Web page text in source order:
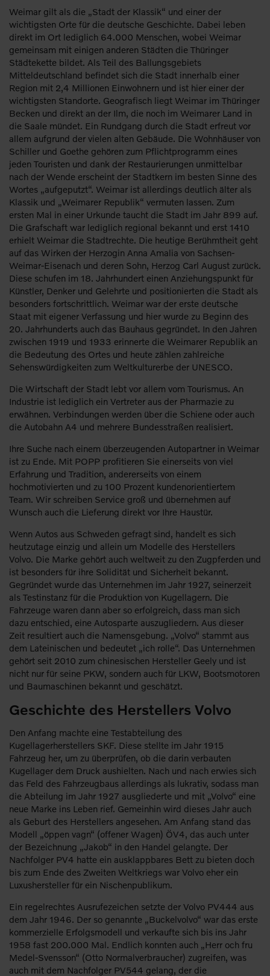
Weimar gilt als die „Stadt der Klassik“ und einer der
wichtigsten Orte für die deutsche Geschichte. Dabei leben
direkt im Ort lediglich 64.000 Menschen, wobei Weimar
gemeinsam mit einigen anderen Städten die Thüringer
Städtekette bildet. Als Teil des Ballungsgebiets
Mitteldeutschland befindet sich die Stadt innerhalb einer
Region mit 2,4 Millionen Einwohnern und ist hier einer der
wichtigsten Standorte. Geografisch liegt Weimar im Thüringer
Becken und direkt an der Ilm, die noch im Weimarer Land in
die Saale mündet. Ein Rundgang durch die Stadt erfreut vor
allem aufgrund der vielen alten Gebäude. Die Wohnhäuser von
Schiller und Goethe gehören zum Pflichtprogramm eines
jeden Touristen und dank der Restaurierungen unmittelbar
nach der Wende erscheint der Stadtkern im besten Sinne des
Wortes „aufgeputzt“. Weimar ist allerdings deutlich älter als
Klassik und „Weimarer Republik“ vermuten lassen. Zum
ersten Mal in einer Urkunde taucht die Stadt im Jahr 899 auf.
Die Grafschaft war lediglich regional bekannt und erst 1410
erhielt Weimar die Stadtrechte. Die heutige Berühmtheit geht
auf das Wirken der Herzogin Anna Amalia von Sachsen-
Weimar-Eisenach und deren Sohn, Herzog Carl August zurück.
Diese schufen im 18. Jahrhundert einen Anziehungspunkt für
Künstler, Denker und Gelehrte und positionierten die Stadt als
besonders fortschrittlich. Weimar war der erste deutsche
Staat mit eigener Verfassung und hier wurde zu Beginn des
20. Jahrhunderts auch das Bauhaus gegründet. In den Jahren
zwischen 1919 und 1933 erinnerte die Weimarer Republik an
die Bedeutung des Ortes und heute zählen zahlreiche
Sehenswürdigkeiten zum Weltkulturerbe der UNESCO.
Die Wirtschaft der Stadt lebt vor allem vom Tourismus. An
Industrie ist lediglich ein Vertreter aus der Pharmazie zu
erwähnen. Verbindungen werden über die Schiene oder auch
die Autobahn A4 und mehrere Bundesstraßen realisiert.
Ihre Suche nach einem überzeugenden Autopartner in Weimar
ist zu Ende. Mit POPP profitieren Sie einerseits von viel
Erfahrung und Tradition, andererseits von einem
hochmotivierten und zu 100 Prozent kundenorientiertem
Team. Wir schreiben Service groß und übernehmen auf
Wunsch auch die Lieferung direkt vor Ihre Haustür.
Wenn Autos aus Schweden gefragt sind, handelt es sich
heutzutage einzig und allein um Modelle des Herstellers
Volvo. Die Marke gehört auch weltweit zu den Zugpferden und
ist besonders für ihre Solidität und Sicherheit bekannt.
Gegründet wurde das Unternehmen im Jahr 1927, seinerzeit
als Testinstanz für die Produktion von Kugellagern. Die
Fahrzeuge waren dann aber so erfolgreich, dass man sich
dazu entschied, eine Autosparte auszugliedern. Aus dieser
Zeit resultiert auch die Namensgebung. „Volvo“ stammt aus
dem Lateinischen und bedeutet „ich rolle“. Das Unternehmen
gehört seit 2010 zum chinesischen Hersteller Geely und ist
nicht nur für seine PKW, sondern auch für LKW, Bootsmotoren
und Baumaschinen bekannt und geschätzt.
Geschichte des Herstellers Volvo
Den Anfang machte eine Testabteilung des
Kugellagerherstellers SKF. Diese stellte im Jahr 1915
Fahrzeug her, um zu überprüfen, ob die darin verbauten
Kugellager dem Druck aushielten. Nach und nach erwies sich
das Feld des Fahrzeugbaus allerdings als lukrativ, sodass man
die Abteilung im Jahr 1927 ausgliederte und mit „Volvo“ eine
neue Marke ins Leben rief. Gemeinhin wird dieses Jahr auch
als Geburt des Herstellers angesehen. Am Anfang stand das
Modell „öppen vagn“ (offener Wagen) ÖV4, das auch unter
der Bezeichnung „Jakob“ in den Handel gelangte. Der
Nachfolger PV4 hatte ein ausklappbares Bett zu bieten doch
bis zum Ende des Zweiten Weltkriegs war Volvo eher ein
Luxushersteller für ein Nischenpublikum.
Ein regelrechtes Ausrufezeichen setzte der Volvo PV444 aus
dem Jahr 1946. Der so genannte „Buckelvolvo“ war das erste
kommerzielle Erfolgsmodell und verkaufte sich bis ins Jahr
1958 fast 200.000 Mal. Endlich konnten auch „Herr och fru
Medel-Svensson“ (Otto Normalverbraucher) zugreifen, was
auch mit dem Nachfolger PV544 gelang, der die